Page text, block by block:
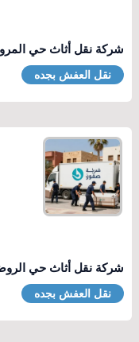
شركة نقل أثاث حي المروج |
نقل العفش بجده
شركة نقل أثاث حي الروضة |
نقل العفش بجده